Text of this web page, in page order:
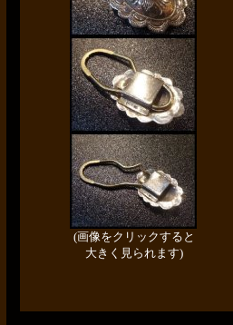
(画像をクリックすると
大きく見られます)